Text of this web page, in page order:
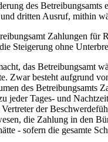
des Betreibungsamts
dritten Ausruf, mithin
Zahlungen für
Steigerung ohne
das Betreibungsamt
Zwar besteht aufgrund
des Betreibungsamts
jeder Tages- und
der
die Zahlung in den
- sofern die gesamte